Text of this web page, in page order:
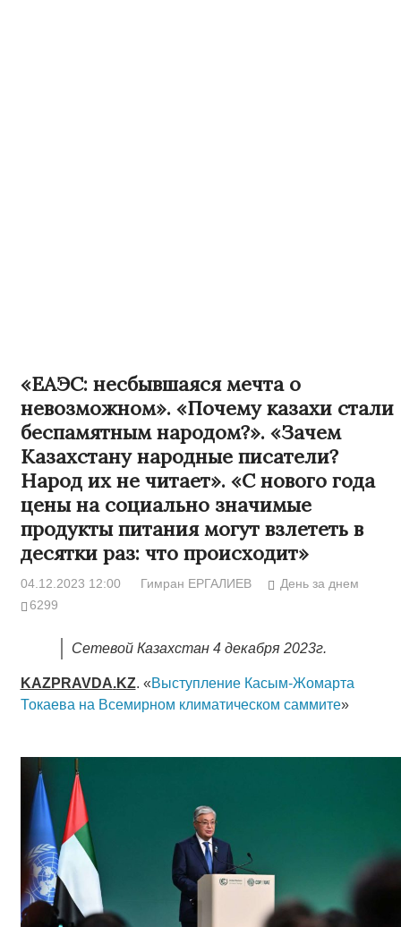
«ЕАЭС: несбывшаяся мечта о
невозможном». «Почему казахи стали
беспамятным народом?». «Зачем
Казахстану народные писатели?
Народ их не читает». «С нового года
цены на социально значимые
продукты питания могут взлететь в
десятки раз: что происходит»
04.12.2023 12:00 Гимран ЕРГАЛИЕВ
День за днем
6299
Сетевой Казахстан 4 декабря 2023г.
KAZPRAVDA.KZ. «Выступление Касым-Жомарта
Токаева на Всемирном климатическом саммите»